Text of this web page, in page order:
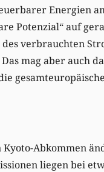
Energien
Potenzial“ auf
verbrauchten
mag aber auch
Kyoto-Abkommen
liegen bei